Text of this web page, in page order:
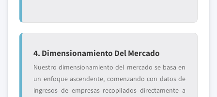
4. Dimensionamiento Del Mercado
Nuestro dimensionamiento del mercado se basa en
un enfoque ascendente, comenzando con datos de
ingresos de empresas recopilados directamente a